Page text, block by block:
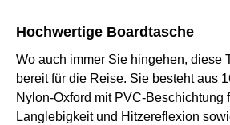
Hochwertige Boardtasche
Wo auch immer Sie hingehen, diese
bereit für die Reise. Sie besteht aus
Nylon-Oxford mit PVC-Beschichtung
Langlebigkeit und Hitzereflexion